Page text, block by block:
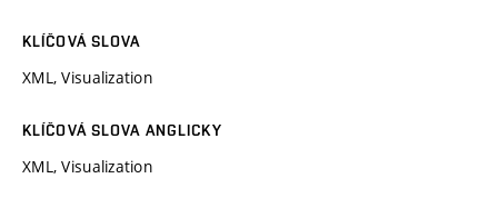
KLÍČOVÁ SLOVA
XML, Visualization
KLÍČOVÁ SLOVA ANGLICKY
XML, Visualization